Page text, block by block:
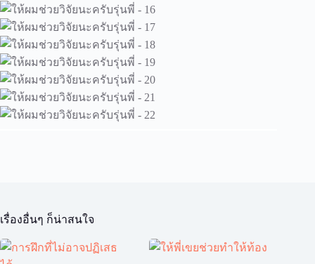
เรื่องอื่นๆ ก็น่าสนใจ